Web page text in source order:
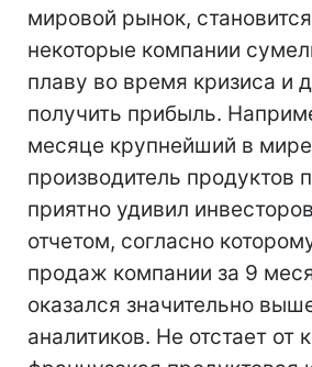
мировой рынок,
некоторые компании
плаву во время кризиса и
получить прибыль.
месяце крупнейший в мире
производитель продуктов
приятно удивил
отчетом, согласно
продаж компании за 9
оказался значительно
аналитиков. Не отстает от